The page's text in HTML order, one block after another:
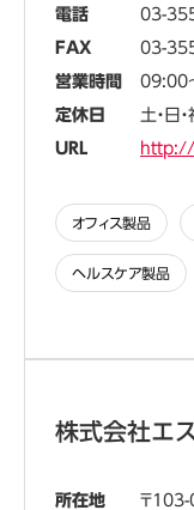
電話
03-
FAX
03-
営業時間
09:00
定休日
土・日
URL
オフィス製品
ヘルスケア製品
株式会社エス
所在地